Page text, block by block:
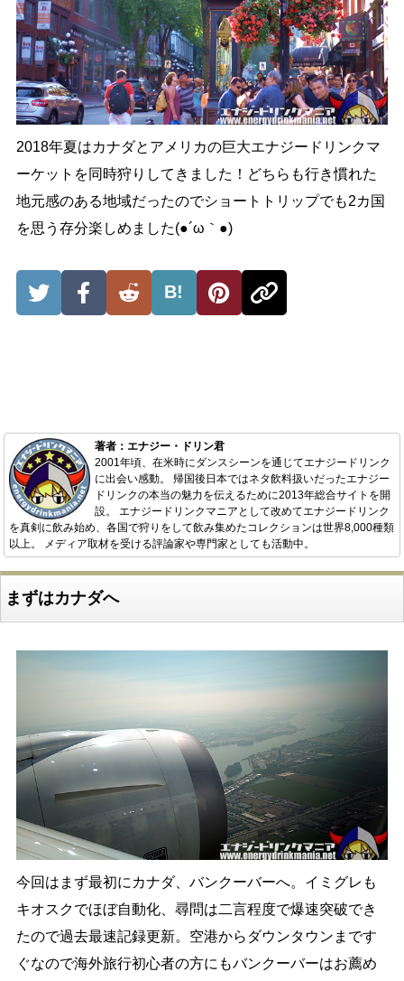
2018年夏はカナダとアメリカの巨大エナジードリンクマ
ーケットを同時狩りしてきました！どちらも行き慣れた
地元感のある地域だったのでショートトリップでも2カ国
を思う存分楽しめました(●´ω｀●)
B!
著者：エナジー・ドリン君
2001年頃、在米時にダンスシーンを通じてエナジードリンク
に出会い感動。 帰国後日本ではネタ飲料扱いだったエナジー
ドリンクの本当の魅力を伝えるために2013年総合サイトを開
設。 エナジードリンクマニアとして改めてエナジードリンク
を真剣に飲み始め、各国で狩りをして飲み集めたコレクションは世界8,000種類
以上。 メディア取材を受ける評論家や専門家としても活動中。
まずはカナダへ
今回はまず最初にカナダ、バンクーバーへ。イミグレも
キオスクでほぼ自動化、尋問は二言程度で爆速突破でき
たので過去最速記録更新。空港からダウンタウンまです
ぐなので海外旅行初心者の方にもバンクーバーはお薦め